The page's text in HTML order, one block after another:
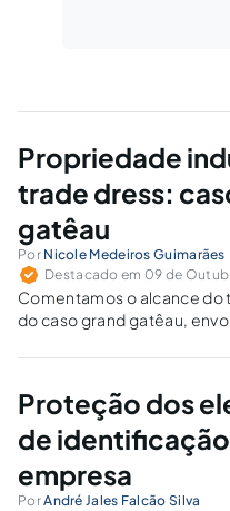
Propriedade
trade dress:
gatêau
Por Nicole Medeiros Guimarães
Destacado em 09 de
Comentamos o alcance do
do caso grand gatêau,
produto com receita
Proteção dos
de
empresa
PorAndré Jales Falcão Silva